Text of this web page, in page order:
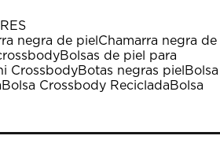
negra de piel Chamarra negra de
Bolsas de piel para
CrossbodyBotas negras piel Bolsa
Bolsa Crossbody RecicladaBolsa